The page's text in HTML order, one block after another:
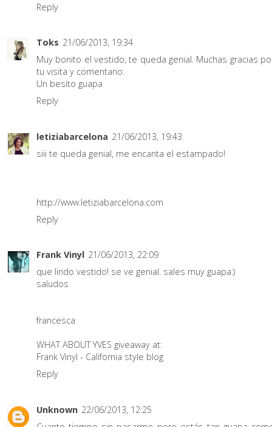
Reply
Toks 21/06/2013, 19:34
Muy bonito el vestido, te queda genial. Muchas gracias
tu visita y comentario.
Un besito guapa
Reply
letiziabarcelona 21/06/2013, 19:43
siii te queda genial, me encanta el estampado!
http://www.letiziabarcelona.com
Reply
Frank Vinyl 21/06/2013, 22:09
que lindo vestido! se ve genial. sales muy guapa:)
saludos
francesca
WHAT ABOUT YVES giveaway at:
Frank Vinyl - California style blog
Reply
Unknown 22/06/2013, 12:25